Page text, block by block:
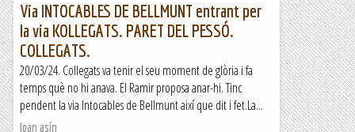
Via INTOCABLES DE BELLMUNT entrant per
la via KOLLEGATS. PARET DEL PESSÓ.
COLLEGATS.
20/03/24. Collegats va tenir el seu moment de glòria i fa
temps què no hi anava. El Ramir proposa anar-hi. Tinc
pendent la via Intocables de Bellmunt així que dit i fet.La...
Joan asín